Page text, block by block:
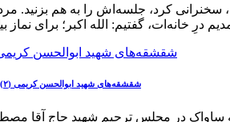
سخنرانی کرد، جلسه‌اش را به هم بزنید.
شقشقه‌های شهید ابوالحسن کریمی (۲)
در مجلس ترحیم شهید حاج آقا